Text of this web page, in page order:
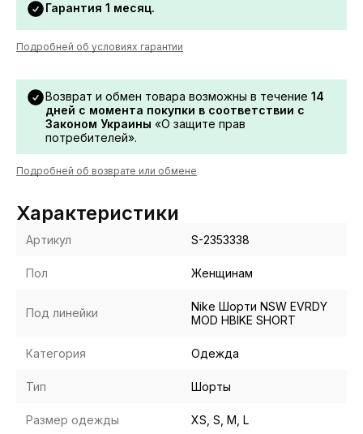
Гарантия 1 месяц.
Подробней об условиях гарантии
Возврат и обмен товара возможны в течение 14
дней с момента покупки в соответствии с
Законом Украины «О защите прав
потребителей».
Подробней об возврате или обмене
Характеристики
Артикул S-2353338
Пол Женщинам
Под линейки
Nike Шорти NSW EVRDY
MOD HBIKE SHORT
Категория Одежда
Тип Шорты
Размер одежды XS, S, M, L